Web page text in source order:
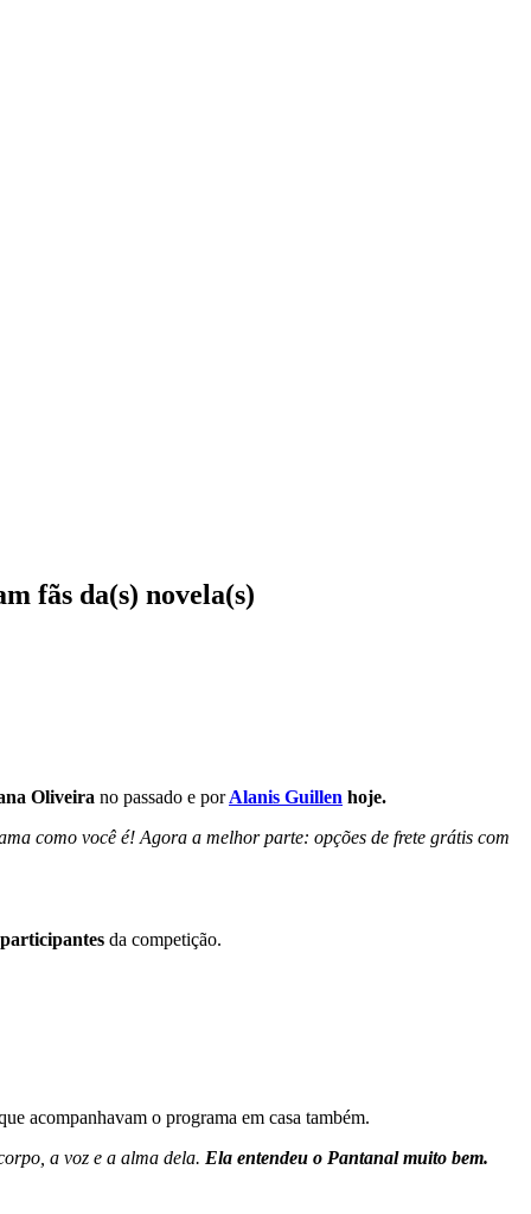
fãs da(s) novela(s)
Oliveira no passado e por Alanis Guillen hoje.
como você é! Agora a melhor parte: opções de frete grátis com
da competição.
acompanhavam o programa em casa também.
a voz e a alma dela. Ela entendeu o Pantanal muito bem.